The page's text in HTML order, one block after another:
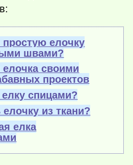
елочку
швами?
своими
проектов
елку спицами?
из ткани?
елка